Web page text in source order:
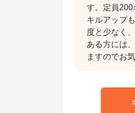
す。定員
キルアップ
度と少なく
ある方には
ますのでお